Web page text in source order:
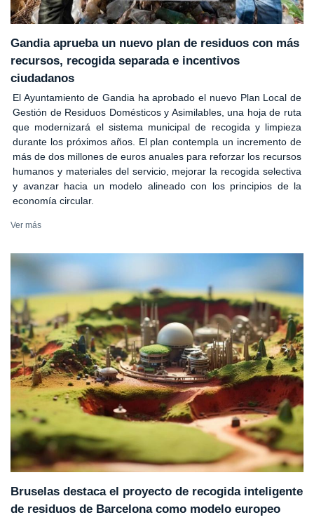
Gandia aprueba un nuevo plan de residuos con más
recursos, recogida separada e incentivos
ciudadanos
El Ayuntamiento de Gandia ha aprobado el nuevo Plan Local de
Gestión de Residuos Domésticos y Asimilables, una hoja de ruta
que modernizará el sistema municipal de recogida y limpieza
durante los próximos años. El plan contempla un incremento de
más de dos millones de euros anuales para reforzar los recursos
humanos y materiales del servicio, mejorar la recogida selectiva
y avanzar hacia un modelo alineado con los principios de la
economía circular.
Ver más
Bruselas destaca el proyecto de recogida inteligente
de residuos de Barcelona como modelo europeo